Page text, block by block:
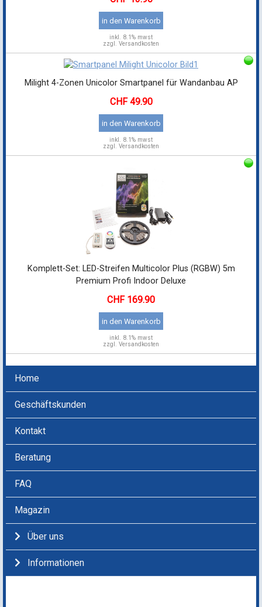
in den Warenkorb
inkl. 8.1% mwst
zzgl. Versandkosten
Milight 4-Zonen Unicolor Smartpanel für Wandanbau AP
49.90
in den Warenkorb
inkl. 8.1% mwst
zzgl. Versandkosten
Komplett-Set: LED-Streifen Multicolor Plus (RGBW) 5m
Premium Profi Indoor Deluxe
169.90
in den Warenkorb
inkl. 8.1% mwst
zzgl. Versandkosten
Home
Geschäftskunden
Kontakt
Beratung
FAQ
Magazin
Über uns
Informationen